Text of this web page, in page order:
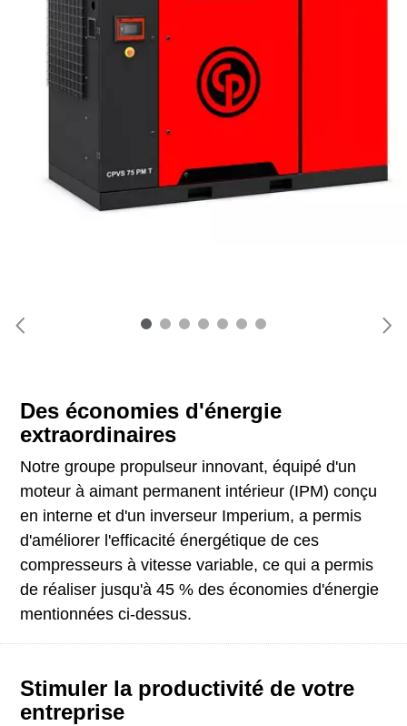
Des économies d'énergie
extraordinaires
Notre groupe propulseur innovant, équipé d'un
moteur à aimant permanent intérieur (IPM) conçu
en interne et d'un inverseur Imperium, a permis
d'améliorer l'efficacité énergétique de ces
compresseurs à vitesse variable, ce qui a permis
de réaliser jusqu'à 45 % des économies d'énergie
mentionnées ci-dessus.
Stimuler la productivité de votre
entreprise